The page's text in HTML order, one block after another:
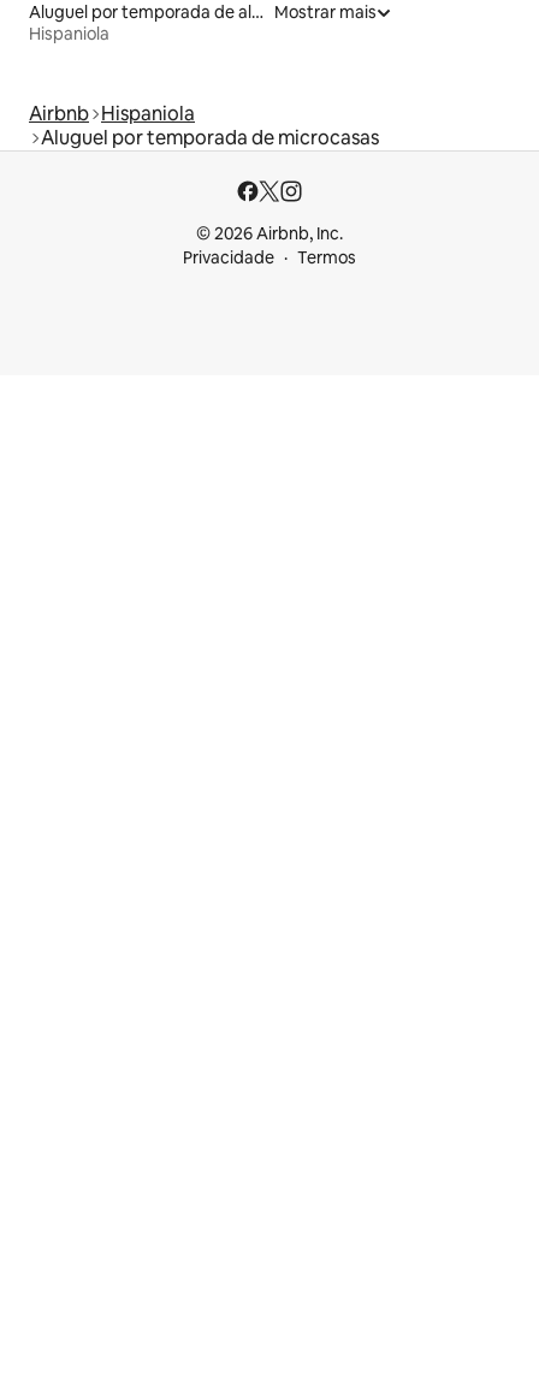
Aluguel por temporada de alojamentos ecológicos
Hispaniola
Mostrar mais
Airbnb Hispaniola
Aluguel por temporada de microcasas
© 2026 Airbnb, Inc.
Privacidade
Termos